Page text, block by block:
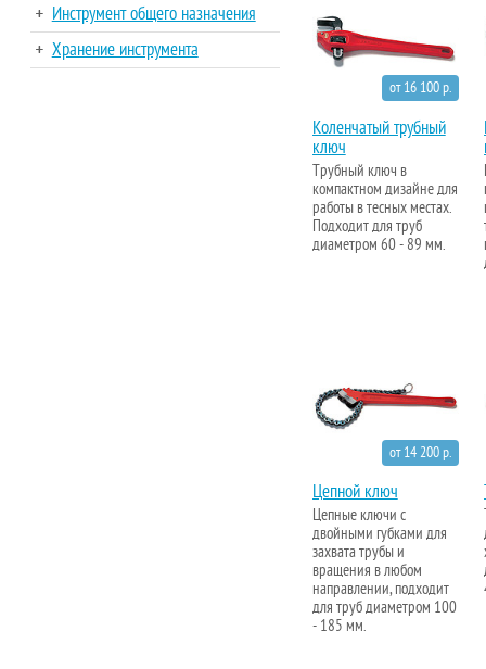
Инструмент общего назначения
Хранение инструмента
Коленчатый трубный
ключ
от 16 100 р.
Трубный ключ в
компактном дизайне для
работы в тесных местах.
Подходит для труб
диаметром 60 - 89 мм.
Цепной ключ
от 14 200 р.
Цепные ключи с
двойными губками для
захвата трубы и
вращения в любом
направлении, подходит
для труб диаметром 100
- 185 мм.